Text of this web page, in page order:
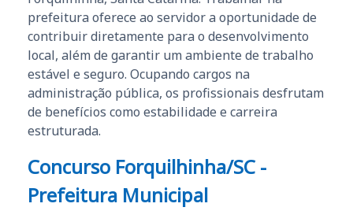
prefeitura oferece ao servidor a oportunidade de
contribuir diretamente para o desenvolvimento
local, além de garantir um ambiente de trabalho
estável e seguro. Ocupando cargos na
administração pública, os profissionais desfrutam
de benefícios como estabilidade e carreira
estruturada.
Concurso Forquilhinha/SC -
Prefeitura Municipal